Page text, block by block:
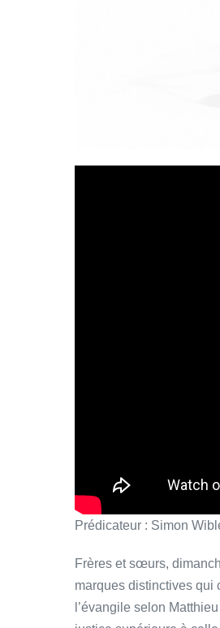
Prédicateur : Simon
Frères et sœurs,
marques distinctives qui
l’évangile selon